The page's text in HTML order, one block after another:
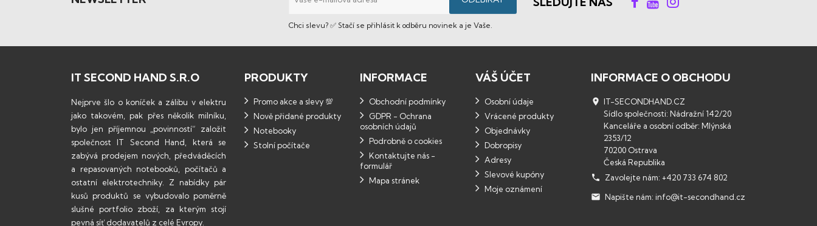
Chci slevu? ✅ Stačí se přihlásit k odběru novinek a je Vaše.
IT SECOND HAND S.R.O
Nejprve šlo o koníček a zálibu v elektru
jako takovém, pak přes několik milníku,
bylo jen příjemnou „povinností“ založit
společnost IT Second Hand, která se
zabývá prodejem nových, předváděcích
a repasovaných notebooků, počítačů a
ostatní elektrotechniky. Z nabídky pár
kusů produktů se vybudovalo poměrně
slušné portfolio zboží, za kterým stojí
pevná síť dodavatelů z celé Evropy.
PRODUKTY
Promo akce a slevy 💯
Nově přidané produkty
Notebooky
Stolní počítače
INFORMACE
Obchodní podmínky
GDPR - Ochrana
osobních údajů
Podrobně o cookies
Kontaktujte nás -
formulář
Mapa stránek
VÁŠ ÚČET
Osobní údaje
Vrácené produkty
Objednávky
Dobropisy
Adresy
Slevové kupóny
Moje oznámení
INFORMACE O OBCHODU
 IT-SECONDHAND.CZ
Sídlo společnosti: Nádražní 142/20
Kanceláře a osobní odběr: Mlýnská
2353/12
70200 Ostrava
Česká Republika

Zavolejte nám: +420 733 674 802
 Napište nám: info@it-secondhand.cz